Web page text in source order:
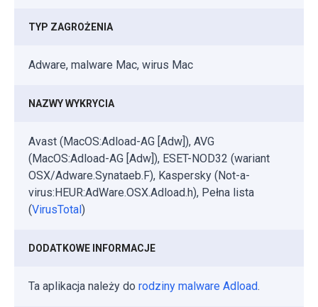
TYP ZAGROŻENIA
Adware, malware Mac, wirus Mac
NAZWY WYKRYCIA
Avast (MacOS:Adload-AG [Adw]), AVG
(MacOS:Adload-AG [Adw]), ESET-NOD32 (wariant
OSX/Adware.Synataeb.F), Kaspersky (Not-a-
virus:HEUR:AdWare.OSX.Adload.h), Pełna lista
(VirusTotal)
DODATKOWE INFORMACJE
Ta aplikacja należy do rodziny malware Adload.